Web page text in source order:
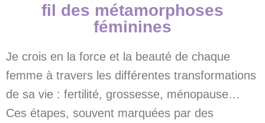
fil des métamorphoses
féminines
Je crois en la force et la beauté de chaque
femme à travers les différentes transformations
de sa vie : fertilité, grossesse, ménopause…
Ces étapes, souvent marquées par des